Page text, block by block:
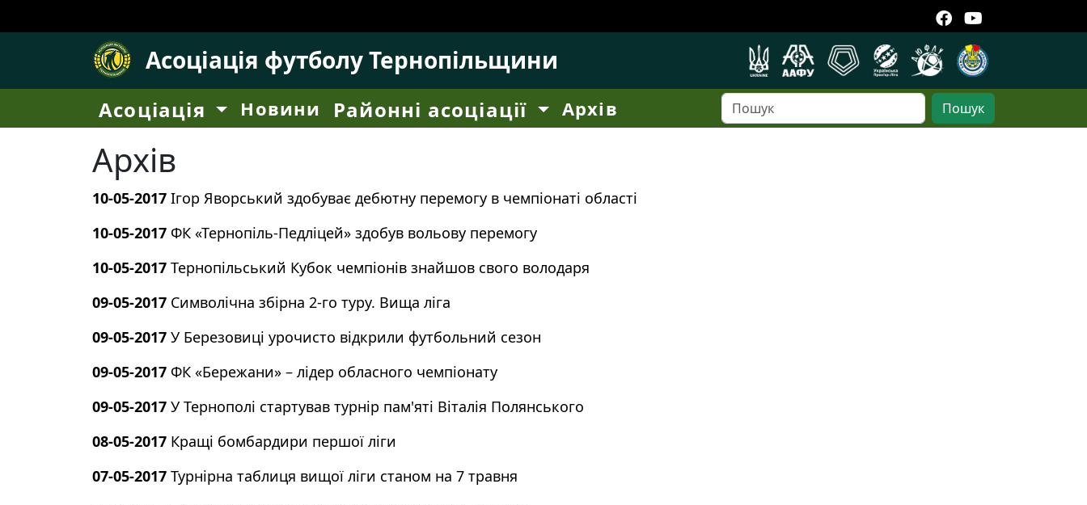
Асоціація футболу Тернопільщини
Асоціація Новини Районні асоціації Архів Пошук
Архів
10-05-2017 Ігор Яворський здобуває дебютну перемогу в чемпіонаті області
10-05-2017 ФК «Тернопіль-Педліцей» здобув вольову перемогу
10-05-2017 Тернопільський Кубок чемпіонів знайшов свого володаря
09-05-2017 Символічна збірна 2-го туру. Вища ліга
09-05-2017 У Березовиці урочисто відкрили футбольний сезон
09-05-2017 ФК «Бережани» – лідер обласного чемпіонату
09-05-2017 У Тернополі стартував турнір пам'яті Віталія Полянського
08-05-2017 Кращі бомбардири першої ліги
07-05-2017 Турнірна таблиця вищої ліги станом на 7 травня